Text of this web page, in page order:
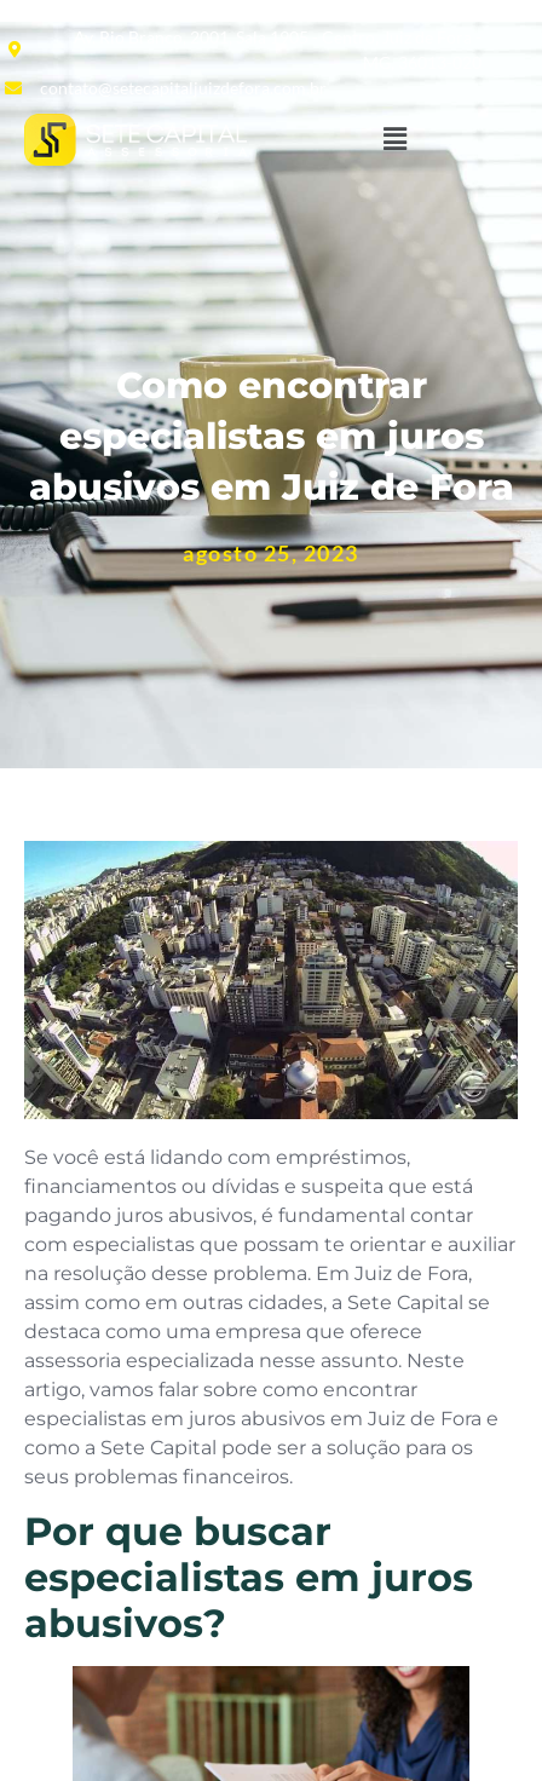
Av. Rio Branco, 2001, Sala 1905 - Centro, Juiz de Fora -
contato@setecapitaljuizdefora.com.br
Como encontrar
especialistas em juros
abusivos em Juiz de Fora
agosto 25, 2023
Se você está lidando com empréstimos,
financiamentos ou dívidas e suspeita que está
pagando juros abusivos, é fundamental contar
com especialistas que possam te orientar e auxiliar
na resolução desse problema. Em Juiz de Fora,
assim como em outras cidades, a Sete Capital se
destaca como uma empresa que oferece
assessoria especializada nesse assunto. Neste
artigo, vamos falar sobre como encontrar
especialistas em juros abusivos em Juiz de Fora e
como a Sete Capital pode ser a solução para os
seus problemas financeiros.
Por que buscar
especialistas em juros
abusivos?